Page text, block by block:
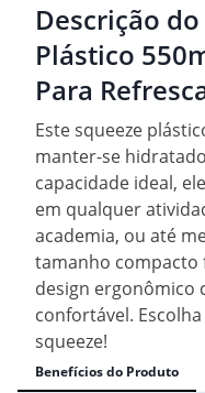
Descrição
Plástico
Para
Este squeeze
manter-se
capacidade ideal,
em qualquer
academia, ou até
tamanho compacto
design ergonômico
confortável.
squeeze!
Benefícios do Produto